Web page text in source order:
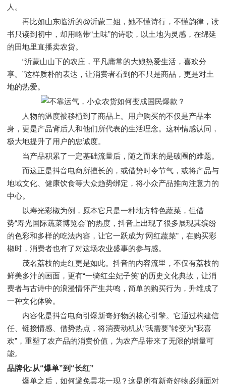
人。
再比如山东临沂的@沂蒙二姐，她不懂诗行，不懂韵律，读
书只读到初中，却用略带“土味”的诗歌，以土地为灵感，在绵延
的田地里直播卖农货。
“沂蒙山山下的农庄，平凡庸常的大娘热爱生活，喜欢分
享。”这样质朴的表达，让消费者看到的不只是商品，更是对土
地的热爱。
人物的温度被移植到了商品上。用户购买的不仅是产品本
身，更是产品背后人和他们所代表的生活理念。这种情感认同，
极大地提升了用户的忠诚度。
当产品积累了一定基础流量后，随之而来的是破圈的难题。
而这正是抖音电商所擅长的，或借势时令节气，或将产品与
地域文化、健康饮食等大众趋势绑定，将小众产品推向注意力的
中心。
以寿光彩椒为例，原本它只是一种地方特色蔬菜，但借
势“寿光国际蔬菜博览会”的热度，抖音上出现了很多展现其缤纷
的色彩和多样的吃法内容，让它一跃成为“网红蔬菜”，在购买彩
椒时，消费者也有了对这场农业盛事的参与感。
茂名荔枝的走红更是如此。抖音的内容流里，不仅有荔枝的
鲜美多汁的画面，更有“一骑红尘妃子笑”的历史文化典故，让消
费者与古诗中的浪漫情怀产生共鸣，简单的购买行为，升维成了
一种文化体验。
内容化是抖音电商引爆新奇好物的核心引擎。它通过构建信
任、链接情感、借势热点，将消费动机从“我需要”转变为“我喜
欢”，重塑了农产品的消费价值，为农产品带来了无限的增量可
能。
品牌化:从“爆单”到“长红”
爆单之后，如何避免昙花一现？这是所有新奇好物必须面对